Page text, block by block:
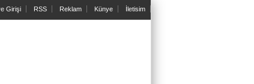
Girişi RSS Reklam Künye İletisim